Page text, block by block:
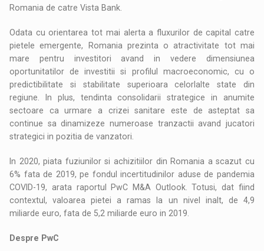
Romania de catre Vista Bank.
Odata cu orientarea tot mai alerta a fluxurilor de capital catre
pietele emergente, Romania prezinta o atractivitate tot mai
mare pentru investitori avand in vedere dimensiunea
oportunitatilor de investitii si profilul macroeconomic, cu o
predictibilitate si stabilitate superioara celorlalte state din
regiune. In plus, tendinta consolidarii strategice in anumite
sectoare ca urmare a crizei sanitare este de asteptat sa
continue sa dinamizeze numeroase tranzactii avand jucatori
strategici in pozitia de vanzatori.
In 2020, piata fuziunilor si achizitiilor din Romania a scazut cu
6% fata de 2019, pe fondul incertitudinilor aduse de pandemia
COVID-19, arata raportul PwC M&A Outlook. Totusi, dat fiind
contextul, valoarea pietei a ramas la un nivel inalt, de 4,9
miliarde euro, fata de 5,2 miliarde euro in 2019.
Despre PwC